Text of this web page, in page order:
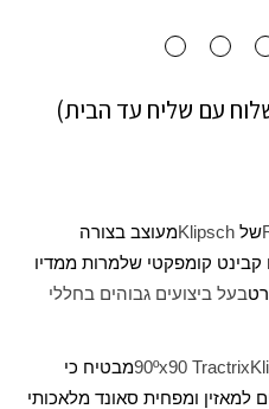
עם שליח עד הבית)
של Klipschמעוצב בצורה
קומפקטי שלמרות ממדיו
בעל ביצועים גבוהים בחללי
Tractrix
90ºxמבטיח כי
למאזין ומפחית סאונד מלאכותי